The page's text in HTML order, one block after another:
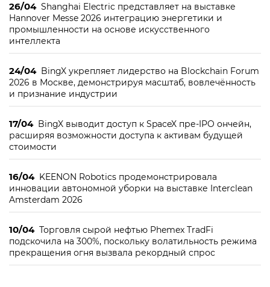
26/04 Shanghai Electric представляет на выставке
Hannover Messe 2026 интеграцию энергетики и
промышленности на основе искусственного
интеллекта
24/04 BingX укрепляет лидерство на Blockchain Forum
2026 в Москве, демонстрируя масштаб, вовлечённость
и признание индустрии
17/04 BingX выводит доступ к SpaceX пре-IPO ончейн,
расширяя возможности доступа к активам будущей
стоимости
16/04 KEENON Robotics продемонстрировала
инновации автономной уборки на выставке Interclean
Amsterdam 2026
10/04 Торговля сырой нефтью Phemex TradFi
подскочила на 300%, поскольку волатильность режима
прекращения огня вызвала рекордный спрос